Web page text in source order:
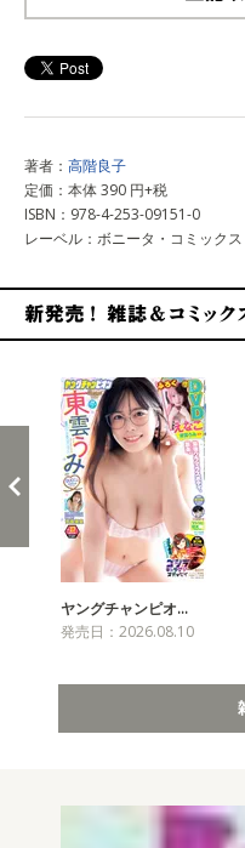
著者： 高階良子
定価：本体 390 円+税
ISBN：978-4-253-09151-0
レーベル：ボニータ・コミックス
ヤングチャンピオ…
発売日：2026.08.10